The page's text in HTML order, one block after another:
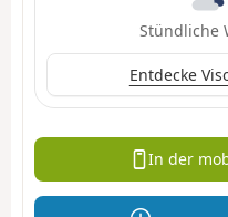
Stündliche
Entdecke
In der